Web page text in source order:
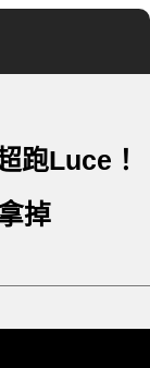
跑Luce！
掉